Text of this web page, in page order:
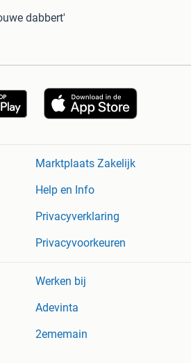
dabbert'
Marktplaats Zakelijk
Help en Info
Privacyverklaring
Privacyvoorkeuren
Werken bij
Adevinta
2ememain